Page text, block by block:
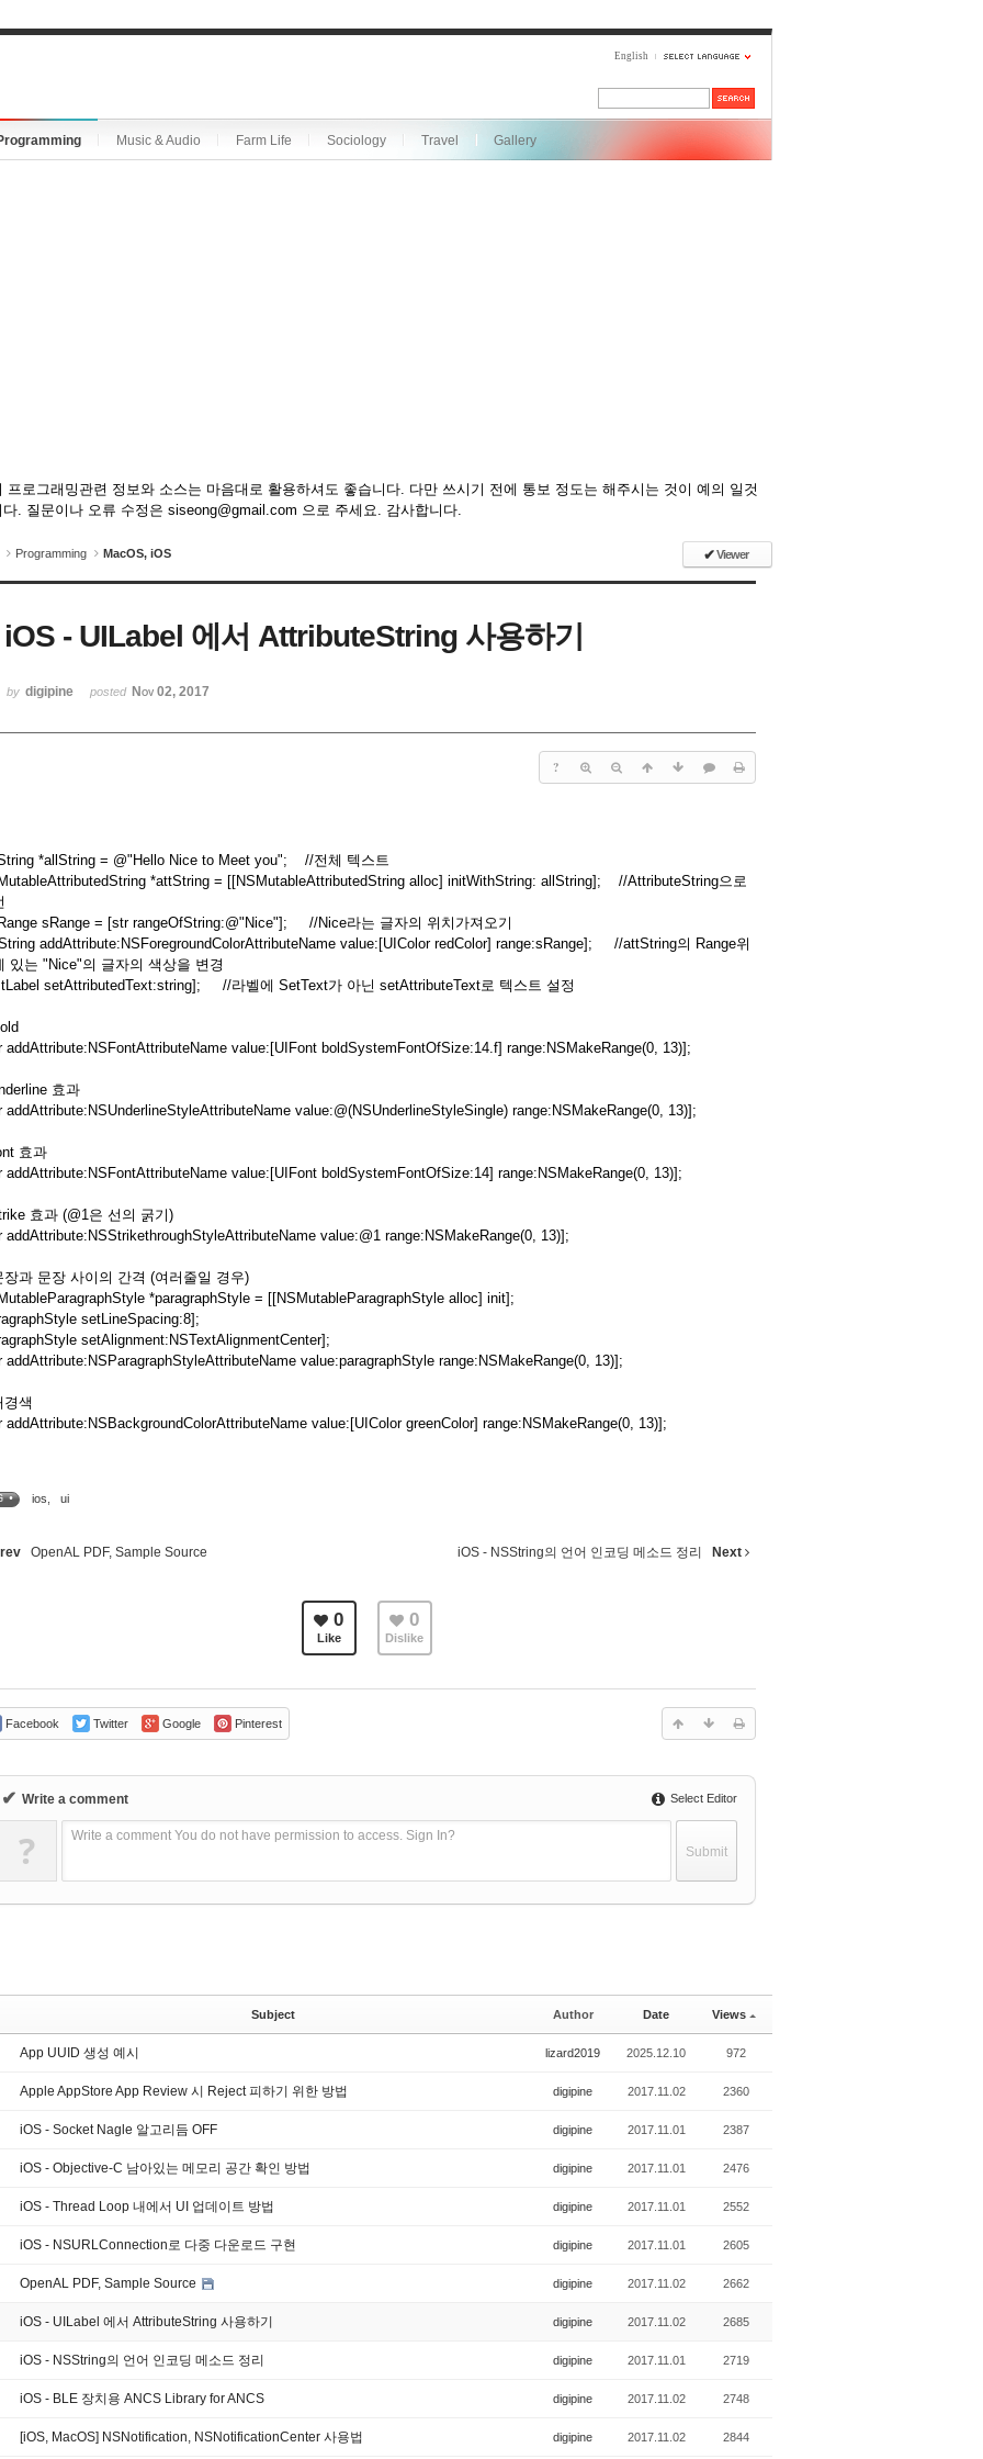
English
Music & Audio Farm Life Sociology Travel Gallery
프로그래밍관련 정보와 소스는 마음대로 활용하셔도 좋습니다. 다만 쓰시기 전에 통보 정도는 해주시는 것이 예의 일것
다. 질문이나 오류 수정은 siseong@gmail.com 으로 주세요. 감사합니다.
Programming MacOS, iOS ✔Viewer
iOS - UILabel 에서 AttributeString 사용하기
by digipine posted Nov 02, 2017
?
*allString = @"Hello Nice to Meet you"; //전체 텍스트
*attString = [[NSMutableAttributedString alloc] initWithString: allString]; //AttributeString으로
sRange = [str rangeOfString:@"Nice"]; //Nice라는 글자의 위치가져오기
addAttribute:NSForegroundColorAttributeName value:[UIColor redColor] range:sRange]; //attString의 Range위
있는 "Nice"의 글자의 색상을 변경
setAttributedText:string]; //라벨에 SetText가 아닌 setAttributeText로 텍스트 설정
addAttribute:NSFontAttributeName value:[UIFont boldSystemFontOfSize:14.f] range:NSMakeRange(0, 13)];
효과
addAttribute:NSUnderlineStyleAttributeName value:@(NSUnderlineStyleSingle) range:NSMakeRange(0, 13)];
효과
addAttribute:NSFontAttributeName value:[UIFont boldSystemFontOfSize:14] range:NSMakeRange(0, 13)];
효과 (@1은 선의 굵기)
addAttribute:NSStrikethroughStyleAttributeName value:@1 range:NSMakeRange(0, 13)];
장과 문장 사이의 간격 (여러줄일 경우)
*paragraphStyle = [[NSMutableParagraphStyle alloc] init];
setLineSpacing:8];
setAlignment:NSTextAlignmentCenter];
addAttribute:NSParagraphStyleAttributeName value:paragraphStyle range:NSMakeRange(0, 13)];
색
addAttribute:NSBackgroundColorAttributeName value:[UIColor greenColor] range:NSMakeRange(0, 13)];
• ios ui
OpenAL PDF, Sample Source iOS - NSString의 언어 인코딩 메소드 정리 Next
0
Like
0
Dislike
Facebook Twitter Google Pinterest
✔ Write a comment Select Editor
? Write a comment You do not have permission to access. Sign In?
Subject Author Date Views
App UUID 생성 예시 lizard2019 2025.12.10 972
Apple AppStore App Review 시 Reject 피하기 위한 방법 digipine 2017.11.02 2360
iOS - Socket Nagle 알고리듬 OFF digipine 2017.11.01 2387
iOS - Objective-C 남아있는 메모리 공간 확인 방법 digipine 2017.11.01 2476
iOS - Thread Loop 내에서 UI 업데이트 방법 digipine 2017.11.01 2552
iOS - NSURLConnection로 다중 다운로드 구현 digipine 2017.11.01 2605
OpenAL PDF, Sample Source digipine 2017.11.02 2662
iOS - UILabel 에서 AttributeString 사용하기 digipine 2017.11.02 2685
iOS - NSString의 언어 인코딩 메소드 정리 digipine 2017.11.01 2719
iOS - BLE 장치용 ANCS Library for ANCS digipine 2017.11.02 2748
[iOS, MacOS] NSNotification, NSNotificationCenter 사용법 digipine 2017.11.02 2844